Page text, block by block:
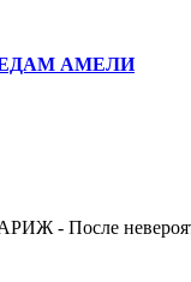
АМЕЛИ
- После